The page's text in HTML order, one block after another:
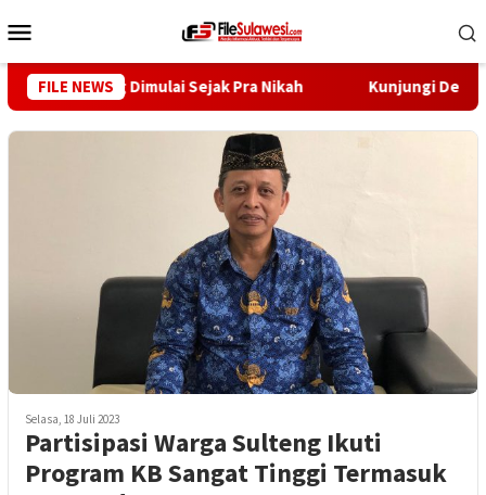
ke
Mobile
FILE NEWS
Stunting Dimulai Sejak Pra Nikah Kunjungi Desa
Selasa, 18 Juli 2023
Partisipasi Warga Sulteng Ikuti
Program KB Sangat Tinggi Termasuk